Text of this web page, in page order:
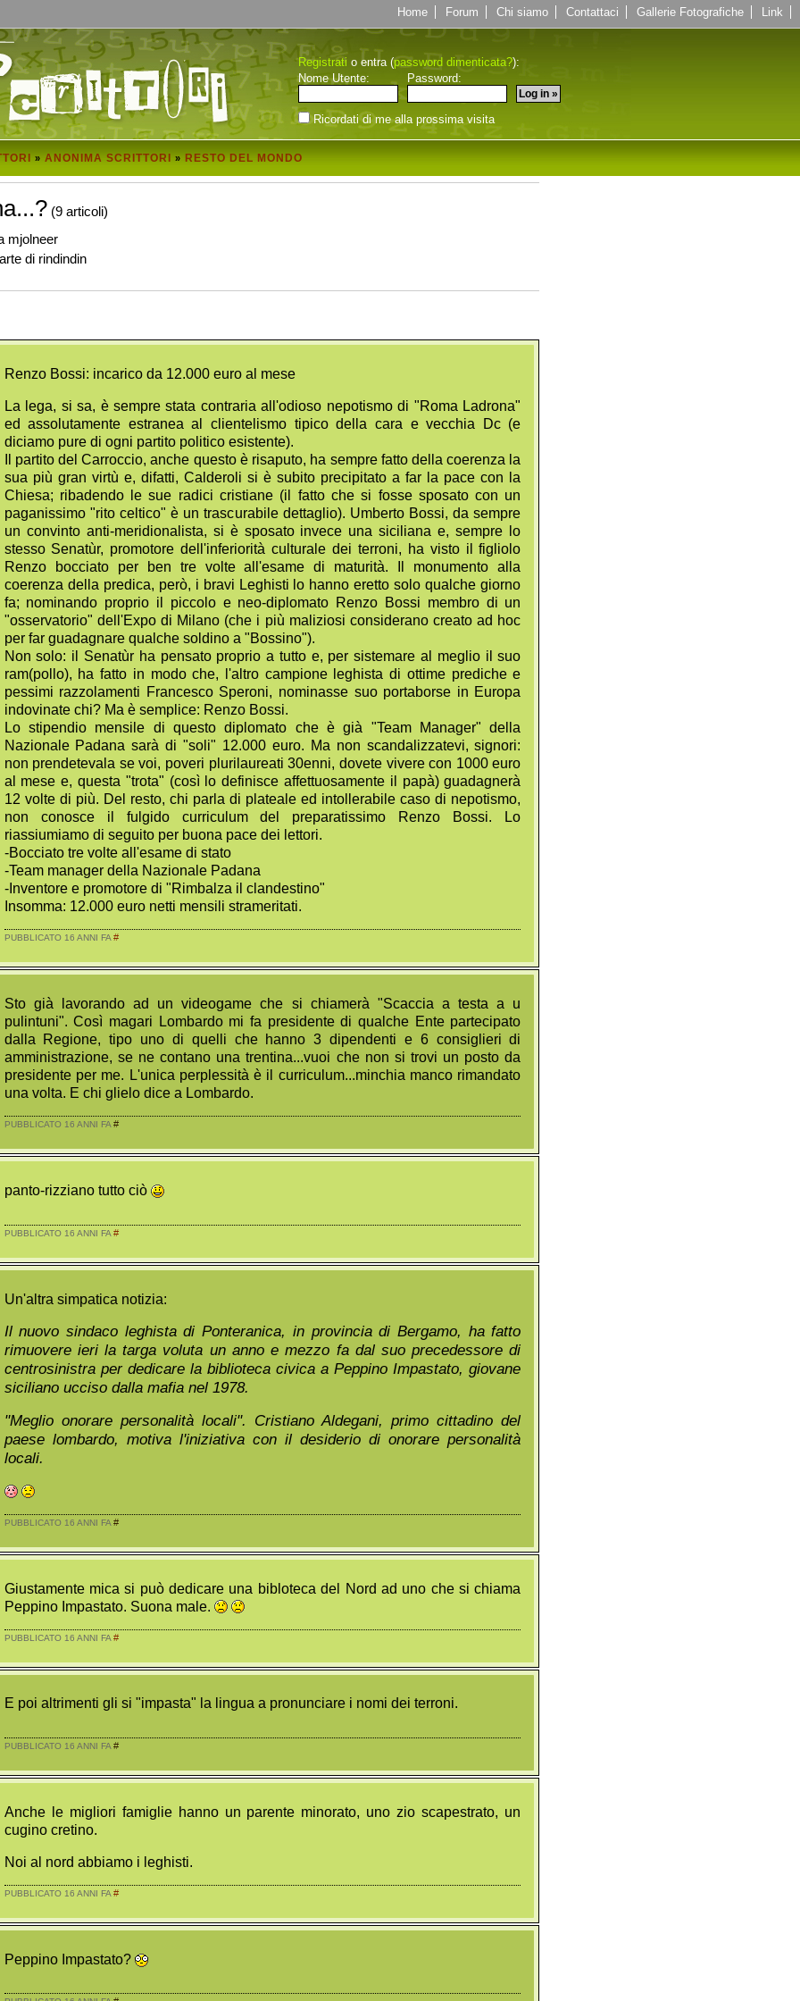
Home Forum Chi siamo Contattaci Gallerie Fotografiche Link
Registrati o entra (password dimenticata?):
Nome Utente: Password:
Ricordati di me alla prossima visita
» ANONIMA SCRITTORI » RESTO DEL MONDO
(9 articoli)
mjolneer
di rindindin
Renzo Bossi: incarico da 12.000 euro al mese
La lega, si sa, è sempre stata contraria all'odioso nepotismo di "Roma Ladrona"
ed assolutamente estranea al clientelismo tipico della cara e vecchia Dc (e
diciamo pure di ogni partito politico esistente).
Il partito del Carroccio, anche questo è risaputo, ha sempre fatto della coerenza la
sua più gran virtù e, difatti, Calderoli si è subito precipitato a far la pace con la
Chiesa; ribadendo le sue radici cristiane (il fatto che si fosse sposato con un
paganissimo "rito celtico" è un trascurabile dettaglio). Umberto Bossi, da sempre
un convinto anti-meridionalista, si è sposato invece una siciliana e, sempre lo
stesso Senatùr, promotore dell'inferiorità culturale dei terroni, ha visto il figliolo
Renzo bocciato per ben tre volte all'esame di maturità. Il monumento alla
coerenza della predica, però, i bravi Leghisti lo hanno eretto solo qualche giorno
fa; nominando proprio il piccolo e neo-diplomato Renzo Bossi membro di un
"osservatorio" dell'Expo di Milano (che i più maliziosi considerano creato ad hoc
per far guadagnare qualche soldino a "Bossino").
Non solo: il Senatùr ha pensato proprio a tutto e, per sistemare al meglio il suo
ram(pollo), ha fatto in modo che, l'altro campione leghista di ottime prediche e
pessimi razzolamenti Francesco Speroni, nominasse suo portaborse in Europa
indovinate chi? Ma è semplice: Renzo Bossi.
Lo stipendio mensile di questo diplomato che è già "Team Manager" della
Nazionale Padana sarà di "soli" 12.000 euro. Ma non scandalizzatevi, signori:
non prendetevala se voi, poveri plurilaureati 30enni, dovete vivere con 1000 euro
al mese e, questa "trota" (così lo definisce affettuosamente il papà) guadagnerà
12 volte di più. Del resto, chi parla di plateale ed intollerabile caso di nepotismo,
non conosce il fulgido curriculum del preparatissimo Renzo Bossi. Lo
riassiumiamo di seguito per buona pace dei lettori.
-Bocciato tre volte all'esame di stato
-Team manager della Nazionale Padana
-Inventore e promotore di "Rimbalza il clandestino"
Insomma: 12.000 euro netti mensili strameritati.
PUBBLICATO 16 ANNI FA#
Sto già lavorando ad un videogame che si chiamerà "Scaccia a testa a u
pulintuni". Così magari Lombardo mi fa presidente di qualche Ente partecipato
dalla Regione, tipo uno di quelli che hanno 3 dipendenti e 6 consiglieri di
amministrazione, se ne contano una trentina...vuoi che non si trovi un posto da
presidente per me. L'unica perplessità è il curriculum...minchia manco rimandato
una volta. E chi glielo dice a Lombardo.
PUBBLICATO 16 ANNI FA#
panto-rizziano tutto ciò
PUBBLICATO 16 ANNI FA #
Un'altra simpatica notizia:
Il nuovo sindaco leghista di Ponteranica, in provincia di Bergamo, ha fatto
rimuovere ieri la targa voluta un anno e mezzo fa dal suo precedessore di
centrosinistra per dedicare la biblioteca civica a Peppino Impastato, giovane
siciliano ucciso dalla mafia nel 1978.
"Meglio onorare personalità locali". Cristiano Aldegani, primo cittadino del
paese lombardo, motiva l'iniziativa con il desiderio di onorare personalità
locali.
PUBBLICATO 16 ANNI FA #
Giustamente mica si può dedicare una bibloteca del Nord ad uno che si chiama
Peppino Impastato. Suona male.
PUBBLICATO 16 ANNI FA #
E poi altrimenti gli si "impasta" la lingua a pronunciare i nomi dei terroni.
PUBBLICATO 16 ANNI FA #
Anche le migliori famiglie hanno un parente minorato, uno zio scapestrato, un
cugino cretino.
Noi al nord abbiamo i leghisti.
PUBBLICATO 16 ANNI FA #
Peppino Impastato?